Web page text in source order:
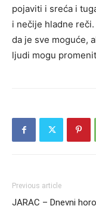
pojaviti i sreća i
i nečije hladne
da je sve moguće,
ljudi mogu
Previous article
JARAC – Dnevni